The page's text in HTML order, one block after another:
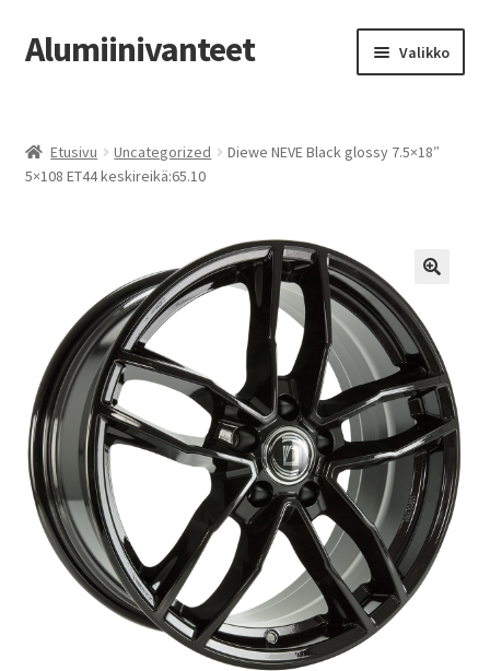
Siirry
navigointiin
Siirry
sisältöön
Alumiinivanteet Valikko
Kauppa
Vanteiden osto-opas
Auton renkaat
Yhteystiedot
Etusivu Uncategorized
Diewe NEVE Black glossy 7.5×18″
5×108 ET44 keskireikä:65.10